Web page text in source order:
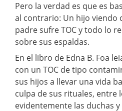
Pero la verdad es que es
al contrario: Un hijo viendo
padre sufre TOC y todo lo
sobre sus espaldas.
En el libro de Edna B. Foa
con un TOC de tipo
sus hijos a llevar una vida
culpa de sus rituales, entre
evidentemente las duchas